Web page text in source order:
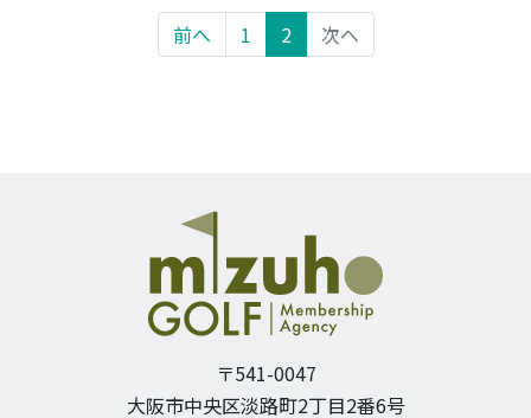
前へ 1 2 次へ
〒541-0047
大阪市中央区淡路町2丁目2番6号